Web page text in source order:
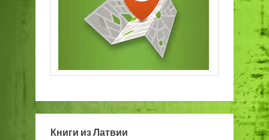
Книги из Латвии